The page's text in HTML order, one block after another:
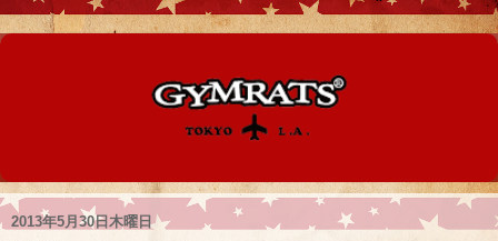
2013年5月30日木曜日